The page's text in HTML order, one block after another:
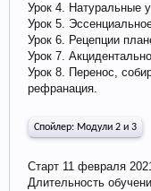
Урок 4. Натуральные
Урок 5.
Урок 6. Рецепции
Урок 7.
Урок 8. Перенос,
рефранация.
Спойлер: Модули 2 и 3
Старт 11 февраля
Длительность